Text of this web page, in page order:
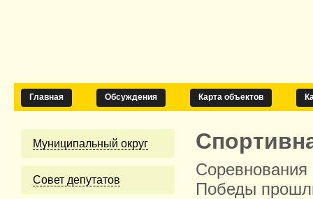
Главная Обсуждения Карта объектов
Муниципальный округ
Cовет депутатов
Победы